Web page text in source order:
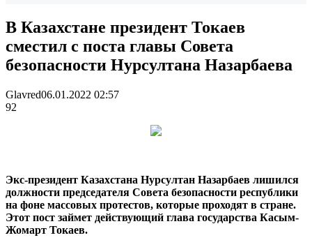
В Казахстане президент Токаев
сместил с поста главы Совета
безопасности Нурсултана Назарбаева
Glavred06.01.2022 02:57
92
Экс-президент Казахстана Нурсултан Назарбаев лишился
должности председателя Совета безопасности республики
на фоне массовых протестов, которые проходят в стране.
Этот пост займет действующий глава государства Касым-
Жомарт Токаев.